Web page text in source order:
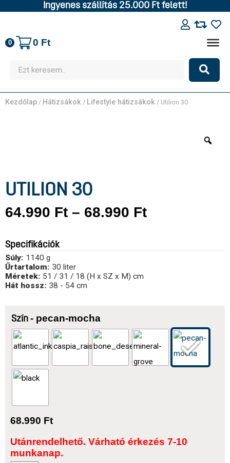
Ingyenes szállítás 25.000 Ft felett!
0 0 Ft
Kezdőlap / Hátizsákok / Lifestyle hátizsákok / Utilion 30
UTILION 30
64.990 Ft – 68.990 Ft
Specifikációk
Súly: 1140 g
Űrtartalom: 30 liter
Méretek: 51 / 31 / 18 (H x SZ x M) cm
Hát hossz: 38 - 54 cm
Szín - pecan-mocha
68.990 Ft
Utánrendelhető. Várható érkezés 7-10
munkanap.